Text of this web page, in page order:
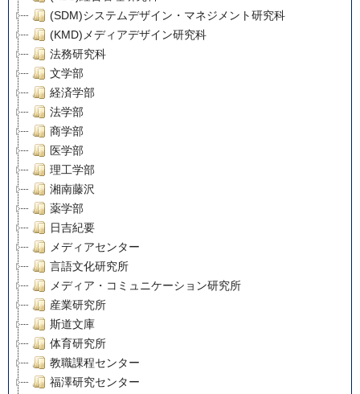
(SDM)システムデザイン・マネジメント研究科
(KMD)メディアデザイン研究科
法務研究科
文学部
経済学部
法学部
商学部
医学部
理工学部
湘南藤沢
薬学部
日吉紀要
メディアセンター
言語文化研究所
メディア・コミュニケーション研究所
産業研究所
斯道文庫
体育研究所
教職課程センター
福澤研究センター